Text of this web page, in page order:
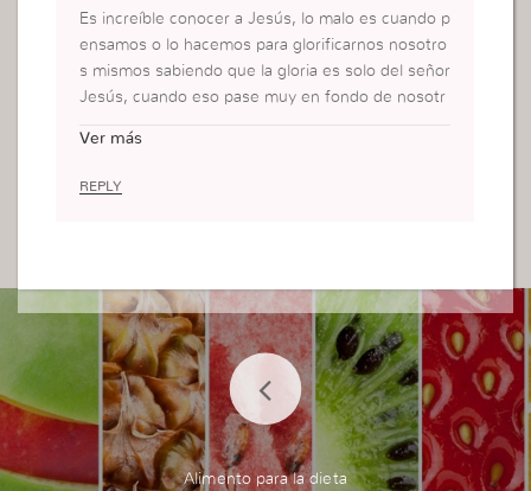
Es increíble conocer a Jesús, lo malo es cuando p
ensamos o lo hacemos para glorificarnos nosotro
s mismos sabiendo que la gloria es solo del señor
Jesús, cuando eso pase muy en fondo de nosotr
Ver más
REPLY
Alimento para la dieta